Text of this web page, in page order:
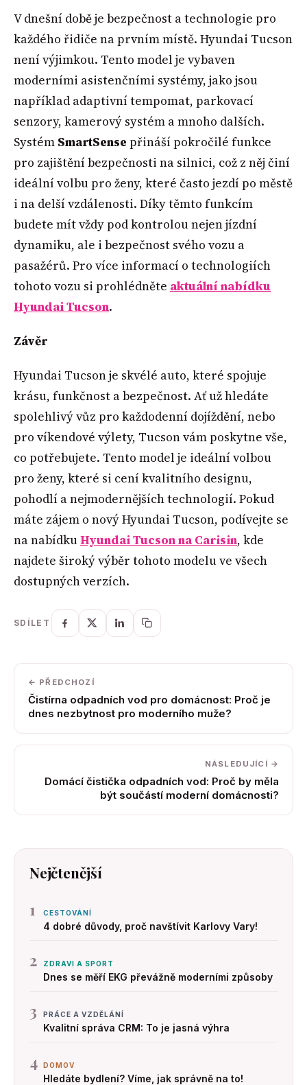
V dnešní době je bezpečnost a technologie pro
každého řidiče na prvním místě. Hyundai Tucson
není výjimkou. Tento model je vybaven
moderními asistenčními systémy, jako jsou
například adaptivní tempomat, parkovací
senzory, kamerový systém a mnoho dalších.
Systém SmartSense přináší pokročilé funkce
pro zajištění bezpečnosti na silnici, což z něj činí
ideální volbu pro ženy, které často jezdí po městě
i na delší vzdálenosti. Díky těmto funkcím
budete mít vždy pod kontrolou nejen jízdní
dynamiku, ale i bezpečnost svého vozu a
pasažérů. Pro více informací o technologiích
tohoto vozu si prohlédněte aktuální nabídku
Hyundai Tucson.
Závěr
Hyundai Tucson je skvélé auto, které spojuje
krásu, funkčnost a bezpečnost. Ať už hledáte
spolehlivý vůz pro každodenní dojíždění, nebo
pro víkendové výlety, Tucson vám poskytne vše,
co potřebujete. Tento model je ideální volbou
pro ženy, které si cení kvalitního designu,
pohodlí a nejmodernějších technologií. Pokud
máte zájem o nový Hyundai Tucson, podívejte se
na nabídkuHyundai Tucson na Carisin, kde
najdete široký výběr tohoto modelu ve všech
dostupných verzích.
SDÍLET
← PŘEDCHOZÍ
Čistírna odpadních vod pro domácnost: Proč je
dnes nezbytnost pro moderního muže?
NÁSLEDUJÍCÍ →
Domácí čistička odpadních vod: Proč by měla
být součástí moderní domácnosti?
Nejčtenější
1 CESTOVÁNÍ
4 dobré důvody, proč navštívit Karlovy Vary!
2 ZDRAVI A SPORT
Dnes se měří EKG převážně moderními způsoby
3 PRÁCE A VZDĚLÁNÍ
Kvalitní správa CRM: To je jasná výhra
4 DOMOV
Hledáte bydlení? Víme, jak správně na to!